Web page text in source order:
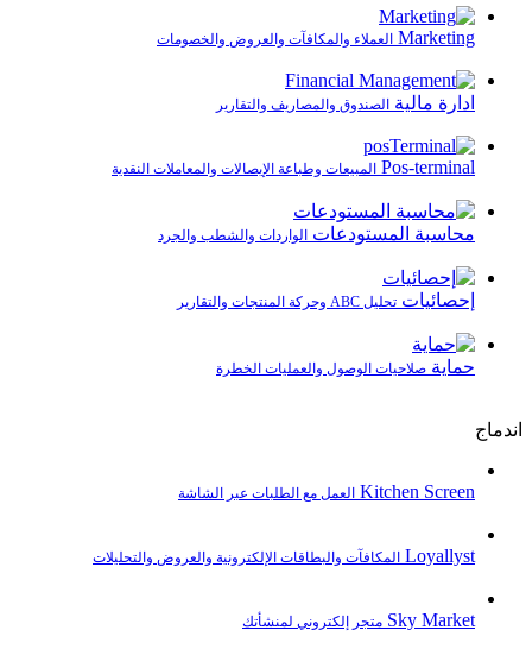
Marketing العملاء والمكافآت والعروض والخصومات
ادارة مالية الصندوق والمصاريف والتقارير
Pos-terminal المبيعات وطباعة الإيصالات والمعاملات النقدية
محاسبة المستودعات الواردات والشطب والجرد
إحصائيات تحليل ABC وحركة المنتجات والتقارير
حماية صلاحيات الوصول والعمليات الخطرة
اندماج
Kitchen Screen العمل مع الطلبات عبر الشاشة
Loyallyst المكافآت والبطاقات الإلكترونية والعروض والتحليلات
Sky Market متجر إلكتروني لمنشأتك